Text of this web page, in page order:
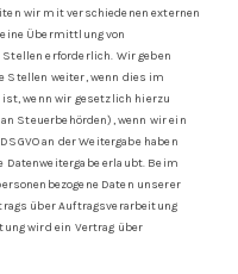
wir mit verschiedenen externen
Übermittlung von
erforderlich. Wir geben
Stellen weiter, wenn dies im
wenn wir gesetzlich hierzu
Steuerbehörden), wenn wir ein
an der Weitergabe haben
Datenweitergabe erlaubt. Beim
Daten unserer
über Auftragsverarbeitung
wird ein Vertrag über